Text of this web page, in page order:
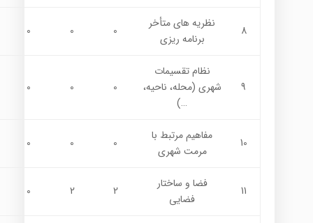
8
نظريه هاي متأخر
برنامه ريزي
0
0
0
9
نظام تقسيمات
شهري (محله، ناحيه،
…)
0
0
0
10
مفاهيم مرتبط با
مرمت شهري
0
0
0
11
فضا و ساختار
فضايي
2
2
0